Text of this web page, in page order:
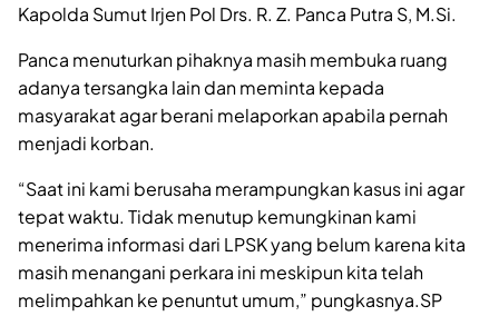
Kapolda Sumut Irjen Pol Drs. R. Z. Panca Putra S, M.Si.
Panca menuturkan pihaknya masih membuka ruang
adanya tersangka lain dan meminta kepada
masyarakat agar berani melaporkan apabila pernah
menjadi korban.
“Saat ini kami berusaha merampungkan kasus ini agar
tepat waktu. Tidak menutup kemungkinan kami
menerima informasi dari LPSK yang belum karena kita
masih menangani perkara ini meskipun kita telah
melimpahkan ke penuntut umum,” pungkasnya.SP